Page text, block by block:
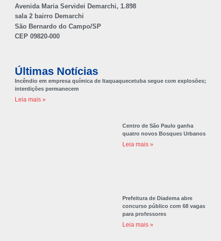
Avenida Maria Servidei Demarchi, 1.898
sala 2 bairro Demarchi
São Bernardo do Campo/SP
CEP 09820-000
Últimas Notícias
Incêndio em empresa química de Itaquaquecetuba segue com explosões;
interdições permanecem
Leia mais »
Centro de São Paulo ganha
quatro novos Bosques Urbanos
Leia mais »
Prefeitura de Diadema abre
concurso público com 68 vagas
para professores
Leia mais »